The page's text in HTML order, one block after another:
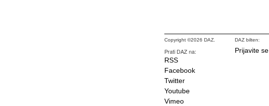
Copyright ©2026 DAZ.
Prati DAZ na:
RSS
Facebook
Twitter
Youtube
Vimeo
DAZ bilten:
Prijavite se